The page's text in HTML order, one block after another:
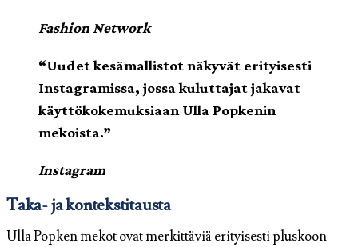
Fashion Network
“Uudet kesämallistot näkyvät erityisesti
Instagramissa, jossa kuluttajat jakavat
käyttökokemuksiaan Ulla Popkenin
mekoista.”
Instagram
Taka- ja kontekstitausta
Ulla Popken mekot ovat merkittäviä erityisesti pluskoon